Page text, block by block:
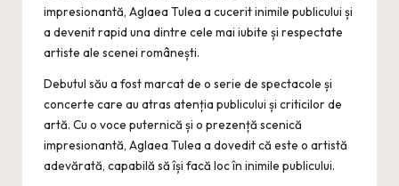
impresionantă, Aglaea Tulea a cucerit inimile publicului și
a devenit rapid una dintre cele mai iubite și respectate
artiste ale scenei românești.
Debutul său a fost marcat de o serie de spectacole și
concerte care au atras atenția publicului și criticilor de
artă. Cu o voce puternică și o prezență scenică
impresionantă, Aglaea Tulea a dovedit că este o artistă
adevărată, capabilă să își facă loc în inimile publicului.